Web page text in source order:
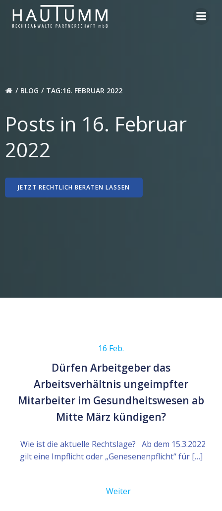
BLOG TAG:16. FEBRUAR 2022
Posts in 16. Februar
2022
JETZT RECHTLICH BERATEN LASSEN
16 Feb.
Dürfen Arbeitgeber das
Arbeitsverhältnis ungeimpfter
Mitarbeiter im Gesundheitswesen ab
Mitte März kündigen?
Wie ist die aktuelle Rechtslage? Ab dem 15.3.2022
gilt eine Impflicht oder „Genesenenpflicht“ für […]
Weiter